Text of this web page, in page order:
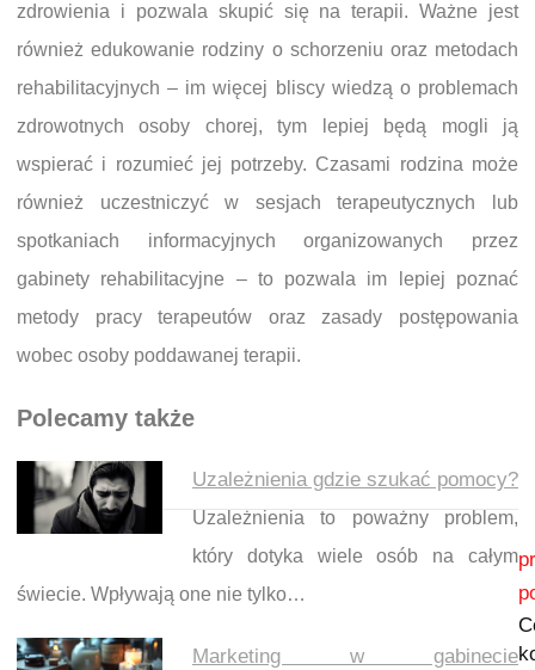
zdrowienia i pozwala skupić się na terapii. Ważne jest
również edukowanie rodziny o schorzeniu oraz metodach
rehabilitacyjnych – im więcej bliscy wiedzą o problemach
zdrowotnych osoby chorej, tym lepiej będą mogli ją
wspierać i rozumieć jej potrzeby. Czasami rodzina może
również uczestniczyć w sesjach terapeutycznych lub
spotkaniach informacyjnych organizowanych przez
gabinety rehabilitacyjne – to pozwala im lepiej poznać
metody pracy terapeutów oraz zasady postępowania
wobec osoby poddawanej terapii.
Polecamy także
Uzależnienia gdzie szukać pomocy?
Uzależnienia to poważny problem,
który dotyka wiele osób na całym
świecie. Wpływają one nie tylko…
Marketing w gabinecie
Nawigacja wpisu